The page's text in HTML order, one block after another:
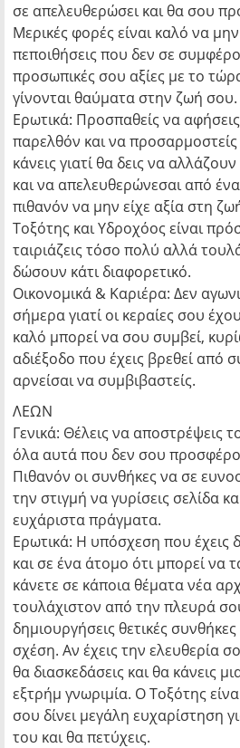
σε απελευθερώσει και θα σου
Μερικές φορές είναι καλό να
πεποιθήσεις που δεν σε
προσωπικές σου αξίες με το
γίνονται θαύματα στην ζωή σου.
Ερωτικά: Προσπαθείς να
παρελθόν και να
κάνεις γιατί θα δεις να
και να απελευθερώνεσαι από
πιθανόν να μην είχε αξία στη
Τοξότης και Υδροχόος είναι
ταιριάζεις τόσο πολύ αλλά
δώσουν κάτι διαφορετικό.
Οικονομικά & Καριέρα: Δεν
σήμερα γιατί οι κεραίες σου
καλό μπορεί να σου συμβεί,
αδιέξοδο που έχεις βρεθεί από
αρνείσαι να συμβιβαστείς.
ΛΕΩΝ
Γενικά: Θέλεις να αποστρέψεις
όλα αυτά που δεν σου
Πιθανόν οι συνθήκες να σε
την στιγμή να γυρίσεις σελίδα
ευχάριστα πράγματα.
Ερωτικά: Η υπόσχεση που έχεις
και σε ένα άτομο ότι μπορεί να
κάνετε σε κάποια θέματα νέα
τουλάχιστον από την πλευρά
δημιουργήσεις θετικές
σχέση. Αν έχεις την ελευθερία
θα διασκεδάσεις και θα κάνεις
εξτρήμ γνωριμία. Ο Τοξότης
σου δίνει μεγάλη ευχαρίστηση
του και θα πετύχεις.